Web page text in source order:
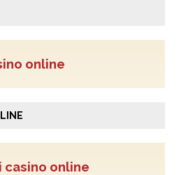
online
casino online